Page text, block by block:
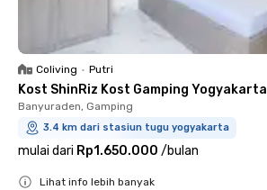
Coliving • Putri
Kost ShinRiz Kost Gamping Yogyakarta
Banyuraden, Gamping
3.4 km dari stasiun tugu yogyakarta
mulai dari Rp1.650.000 /bulan
Lihat info lebih banyak